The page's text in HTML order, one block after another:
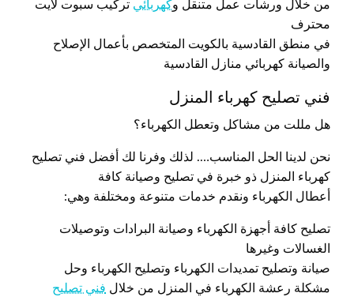
من خلال ورشات عمل متنقل وكهربائي تركيب سبوت لايت
محترف
في منطق القادسية بالكويت المتخصص بأعمال الإصلاح
والصيانة كهربائي منازل القادسية
فني تصليح كهرباء المنزل
هل مللت من مشاكل وتعطل الكهرباء؟
نحن لدينا الحل المناسب…. لذلك وفرنا لك أفضل فني تصليح
كهرباء المنزل ذو خبرة في تصليح وصيانة كافة
أعطال الكهرباء ونقدم خدمات متنوعة ومختلفة وهي:
تصليح كافة أجهزة الكهرباء وصيانة البرادات وتوصيلات
الغسالات وغيرها
صيانة وتصليح تمديدات الكهرباء وتصليح الكهرباء وحل
مشكلة رعشة الكهرباء في المنزل من خلال فني تصليح